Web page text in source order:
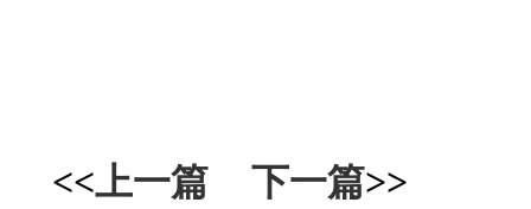
<<上一篇 下一篇>>